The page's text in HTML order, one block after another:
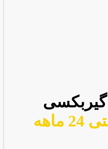
6 دور گیربکسی
گارانتی 24 ماهه